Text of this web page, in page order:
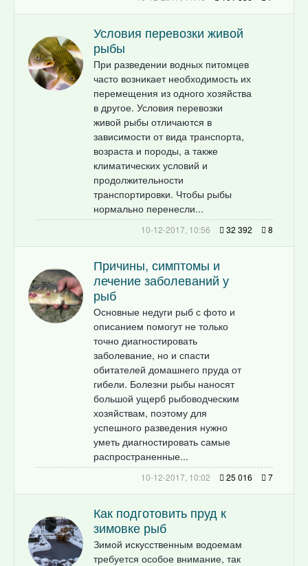
Условия перевозки живой
рыбы
При разведении водных питомцев
часто возникает необходимость их
перемещения из одного хозяйства
в другое. Условия перевозки
живой рыбы отличаются в
зависимости от вида транспорта,
возраста и породы, а также
климатических условий и
продолжительности
транспортировки. Чтобы рыбы
нормально перенесли...
10-12-2017, 10:56 32 392 8
Причины, симптомы и
лечение заболеваний у
рыб
Основные недуги рыб с фото и
описанием помогут не только
точно диагностировать
заболевание, но и спасти
обитателей домашнего пруда от
гибели. Болезни рыбы наносят
большой ущерб рыбоводческим
хозяйствам, поэтому для
успешного разведения нужно
уметь диагностировать самые
распространенные...
10-12-2017, 10:02 25 016 7
Как подготовить пруд к
зимовке рыб
Зимой искусственным водоемам
требуется особое внимание, так